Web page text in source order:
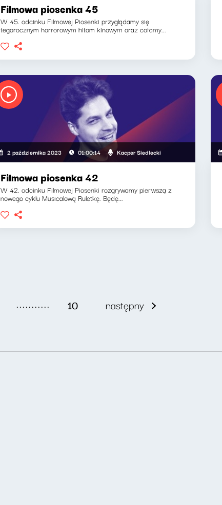
Filmowa piosenka 45
W 45. odcinku Filmowej Piosenki przyglądamy się
tegorocznym horrorowym hitom kinowym oraz cofamy...
2 października 2023 01:00:14 Kacper Siedlecki
Filmowa piosenka 42
W 42. odcinku Filmowej Piosenki rozgrywamy pierwszą z
nowego cyklu Musicalową Ruletkę. Będę...
........... 10 następny